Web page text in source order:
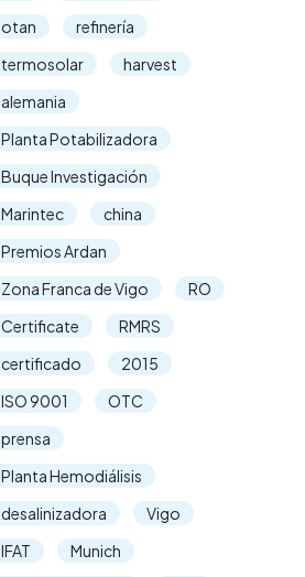
otan
refinería
termosolar
harvest
alemania
Planta Potabilizadora
Buque Investigación
Marintec
china
Premios Ardan
Zona Franca de Vigo
RO
Certificate
RMRS
certificado
2015
ISO 9001
OTC
prensa
Planta Hemodiálisis
desalinizadora
Vigo
IFAT
Munich